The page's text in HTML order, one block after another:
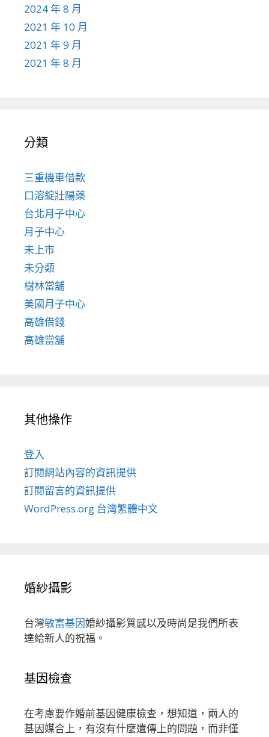
2024 年 8 月
2021 年 10 月
2021 年 9 月
2021 年 8 月
分類
三重機車借款
口溶錠壯陽藥
台北月子中心
月子中心
未上市
未分類
樹林當舖
美國月子中心
高雄借錢
高雄當舖
其他操作
登入
訂閱網站內容的資訊提供
訂閱留言的資訊提供
WordPress.org 台灣繁體中文
婚紗攝影
台灣敏富基因婚紗攝影質感以及時尚是我們所表
達給新人的祝福。
基因檢查
在考慮要作婚前基因健康檢查，想知道，兩人的
基因媒合上，有沒有什麼遺傳上的問題，而非僅